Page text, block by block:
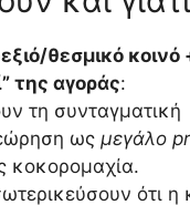
θεσμικό κοινό
της αγοράς:
τη συνταγματική
ως μεγάλο
κοκορομαχία.
ότι η